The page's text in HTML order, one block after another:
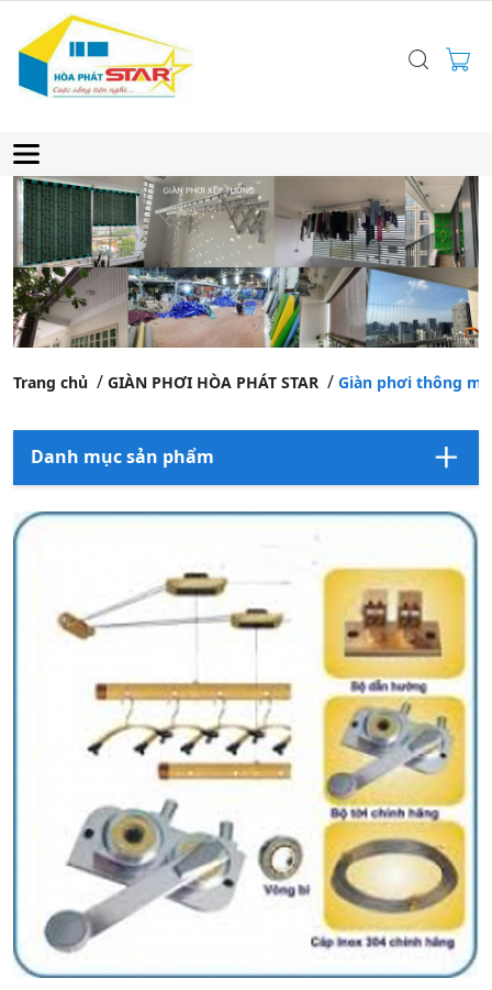
Trang chủ GIÀN PHƠI HÒA PHÁT STAR Giàn phơi thông
Danh mục sản phẩm